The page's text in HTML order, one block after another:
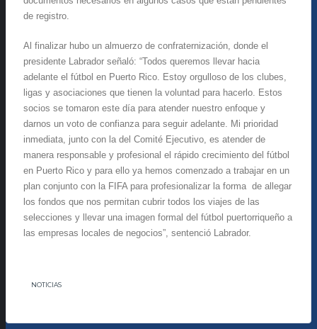
de registro.
Al finalizar hubo un almuerzo de confraternización, donde el
presidente Labrador señaló: “Todos queremos llevar hacia
adelante el fútbol en Puerto Rico. Estoy orgulloso de los clubes,
ligas y asociaciones que tienen la voluntad para hacerlo. Estos
socios se tomaron este día para atender nuestro enfoque y
darnos un voto de confianza para seguir adelante. Mi prioridad
inmediata, junto con la del Comité Ejecutivo, es atender de
manera responsable y profesional el rápido crecimiento del fútbol
en Puerto Rico y para ello ya hemos comenzado a trabajar en un
plan conjunto con la FIFA para profesionalizar la forma de allegar
los fondos que nos permitan cubrir todos los viajes de las
selecciones y llevar una imagen formal del fútbol puertorriqueño a
las empresas locales de negocios”, sentenció Labrador.
NOTICIAS